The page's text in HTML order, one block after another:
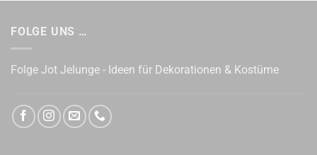
FOLGE UNS …
Folge Jot Jelunge - Ideen für Dekorationen & Kostüme